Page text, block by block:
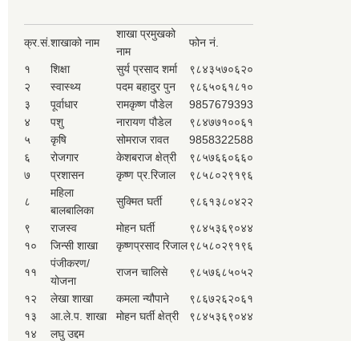
क्र.सं.शाखाको नाम
शाखा प्रमुखको
नाम
फोन नं.
१ शिक्षा सुर्य प्रसाद शर्मा
९८४३५७०६२०
२
स्वास्थ्य पदम बहादुर पुन
९८६५०६१८१०
३
पूर्वाधार रामकृष्ण पौडेल
9857679393
४
पशु नारायण पौडेल
९८४७७१००६१
५
कृषि सोमराज रावत
9858322588
६
रोजगार केशबराज क्षेत्री
९८५७६६०६६०
७
प्रशासन कृष्ण प्र.रिजाल ९८५८०२९१९६
८
महिला
बालबालिका
सुक्मित घर्ती ९८६१३८०४२२
९ राजस्व मोहन घर्ती
९८४५३६९०४४
१०
जिन्सी शाखा कृष्णप्रसाद रिजाल९८५८०२९१९६
११
पंजीकरण/
योजना
राजन चालिसे ९८५७६८५०५२
१२ लेखा शाखा कमला न्यौपाने
९८६७२६२०६१
१३
आ.ले.प. शाखा मोहन घर्ती क्षेत्री
९८४५३६९०४४
१४
लघु उद्दम